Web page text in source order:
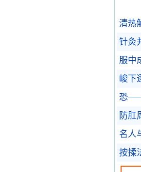
清热
针灸
服中
峻下
恐
防肛
名人
按揉